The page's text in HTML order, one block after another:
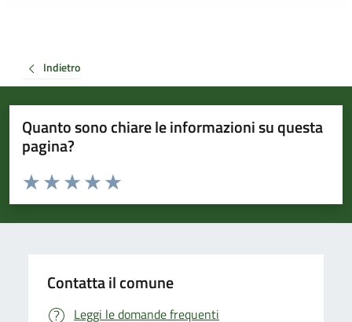
Indietro
Quanto sono chiare le informazioni su questa
pagina?
Valuta da 1 a 5 stelle la pagina
Valuta 5 stelle su 5
Valuta 4 stelle su 5
Valuta 3 stelle su 5
Valuta 2 stelle su 5
Valuta 1 stelle su 5
Contatta il comune
Leggi le domande frequenti